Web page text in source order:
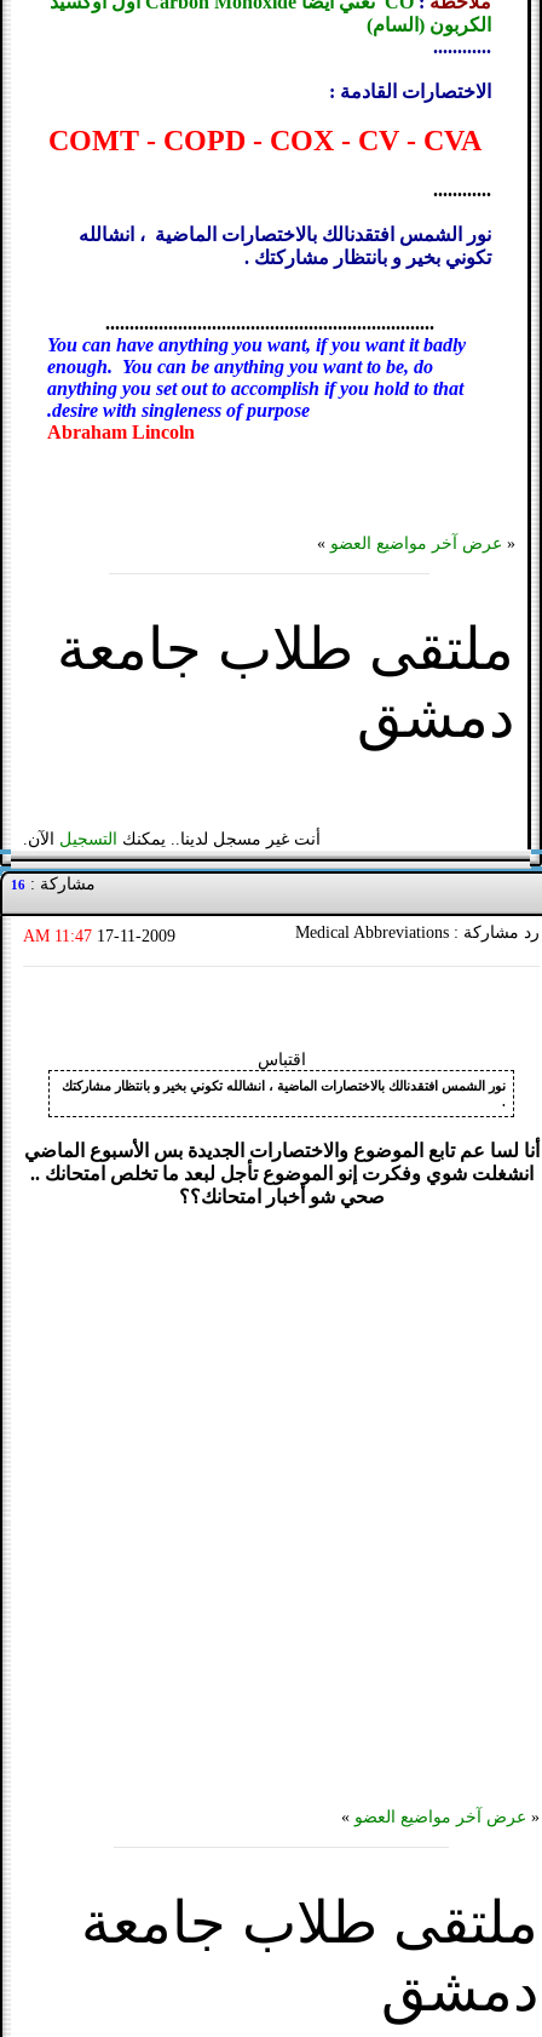
الكربون (السام)
............
الاختصارات القادمة :
COMT - COPD - COX - CV - CVA
............
نور الشمس افتقدنالك بالاختصارات الماضية ، انشالله
تكوني بخير و بانتظار مشاركتك .
....................................................................
You can have anything you want, if you want it badly
enough. You can be anything you want to be, do
anything you set out to accomplish if you hold to that
desire with singleness of purpose.
Abraham Lincoln
« عرض آخر مواضيع العضو »
ملتقى طلاب جامعة
دمشق
أنت غير مسجل لدينا.. يمكنك التسجيل الآن.
مشاركة : 16
رد مشاركة : Medical Abbreviations 17-11-2009
11:47 AM
اقتباس
نور الشمس افتقدنالك بالاختصارات الماضية ، انشالله تكوني بخير و بانتظار مشاركتك
.
أنا لسا عم تابع الموضوع والاختصارات الجديدة بس الأسبوع الماضي
انشغلت شوي وفكرت إنو الموضوع تأجل لبعد ما تخلص امتحانك ..
صحي شو أخبار امتحانك؟؟
« عرض آخر مواضيع العضو »
ملتقى طلاب جامعة
دمشق